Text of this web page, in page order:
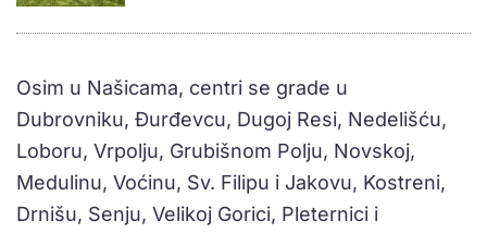
Osim u Našicama, centri se grade u
Dubrovniku, Đurđevcu, Dugoj Resi, Nedelišću,
Loboru, Vrpolju, Grubišnom Polju, Novskoj,
Medulinu, Voćinu, Sv. Filipu i Jakovu, Kostreni,
Drnišu, Senju, Velikoj Gorici, Pleternici i